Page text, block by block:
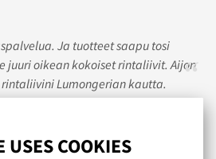
USES COOKIES
Ja tuotteet saapu tosi
juuri oikean kokoiset rintaliivit. Aijon
Lumongerian kautta.